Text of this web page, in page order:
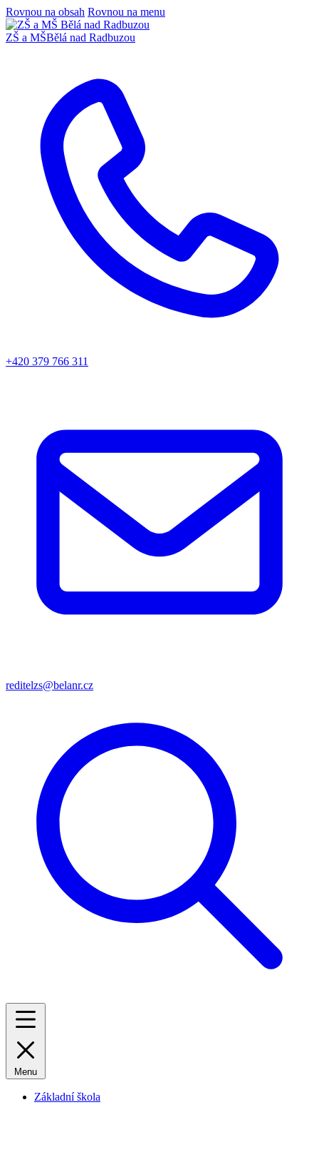
Rovnou na obsah Rovnou na menu
ZŠ a MŠBělá nad Radbuzou
+420 379 766 311
reditelzs@belanr.cz
Menu
Základní škola